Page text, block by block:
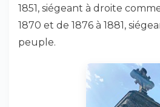
1851, siégeant à droite
1870 et de 1876 à 1881,
peuple.